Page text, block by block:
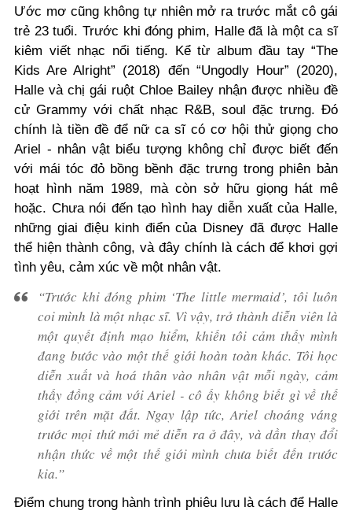
Ước mơ cũng không tự nhiên mở ra trước mắt cô gái
trẻ 23 tuổi. Trước khi đóng phim, Halle đã là một ca sĩ
kiêm viết nhạc nổi tiếng. Kể từ album đầu tay “The
Kids Are Alright” (2018) đến “Ungodly Hour” (2020),
Halle và chị gái ruột Chloe Bailey nhận được nhiều đề
cử Grammy với chất nhạc R&B, soul đặc trưng. Đó
chính là tiền đề để nữ ca sĩ có cơ hội thử giọng cho
Ariel - nhân vật biểu tượng không chỉ được biết đến
với mái tóc đỏ bồng bềnh đặc trưng trong phiên bản
hoạt hình năm 1989, mà còn sở hữu giọng hát mê
hoặc. Chưa nói đến tạo hình hay diễn xuất của Halle,
những giai điệu kinh điển của Disney đã được Halle
thể hiện thành công, và đây chính là cách để khơi gợi
tình yêu, cảm xúc về một nhân vật.
“Trước khi đóng phim ‘The little mermaid’, tôi luôn
coi mình là một nhạc sĩ. Vì vậy, trở thành diễn viên là
một quyết định mạo hiểm, khiến tôi cảm thấy mình
đang bước vào một thế giới hoàn toàn khác. Tôi học
diễn xuất và hoá thân vào nhân vật mỗi ngày, cảm
thấy đồng cảm với Ariel - cô ấy không biết gì về thế
giới trên mặt đất. Ngay lập tức, Ariel choáng váng
trước mọi thứ mới mẻ diễn ra ở đây, và dần thay đổi
nhận thức về một thế giới mình chưa biết đến trước
kia.”
Điểm chung trong hành trình phiêu lưu là cách để Halle